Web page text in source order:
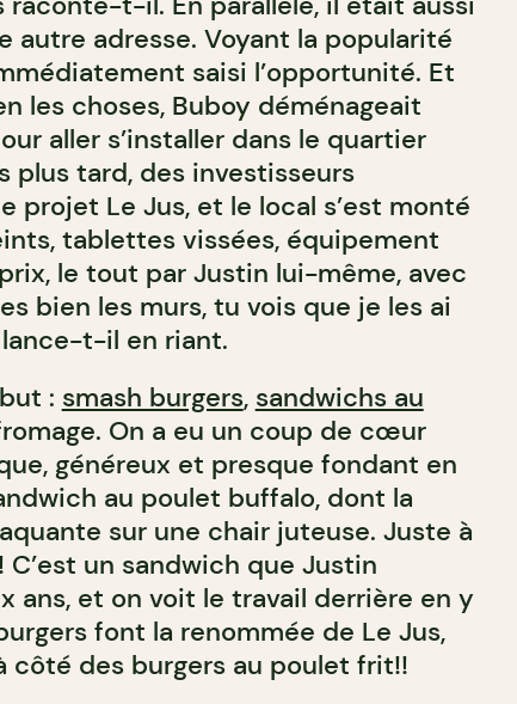
autre adresse. Voyant la popularité
saisi l’opportunité. Et
les choses, Buboy déménageait
aller s’installer dans le quartier
plus tard, des investisseurs
projet Le Jus, et le local s’est monté
tablettes vissées, équipement
le tout par Justin lui-même, avec
bien les murs, tu vois que je les ai
t-il en riant.
: smash burgers, sandwichs au
On a eu un coup de cœur
généreux et presque fondant en
au poulet buffalo, dont la
sur une chair juteuse. Juste à
C’est un sandwich que Justin
ans, et on voit le travail derrière en y
font la renommée de Le Jus,
côté des burgers au poulet frit!!